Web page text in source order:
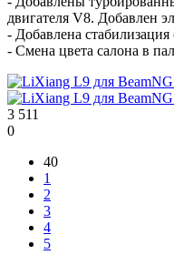
двигателя V8. Добавлен
- Добавлена стабилизация
- Смена цвета салона в
3 511
0
40
1
2
3
4
5